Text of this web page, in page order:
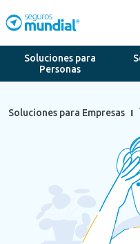
Soluciones para
Personas
Soluciones para Empresas